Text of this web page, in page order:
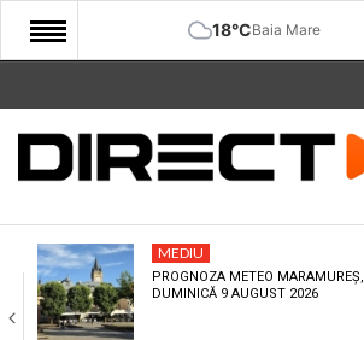
18°CBaia Mare
START
COMUNITATE
CULTURA
ECONOMIE
MEDIU
PROGNOZA METEO MARAMUREȘ,
DUMINICĂ 9 AUGUST 2026